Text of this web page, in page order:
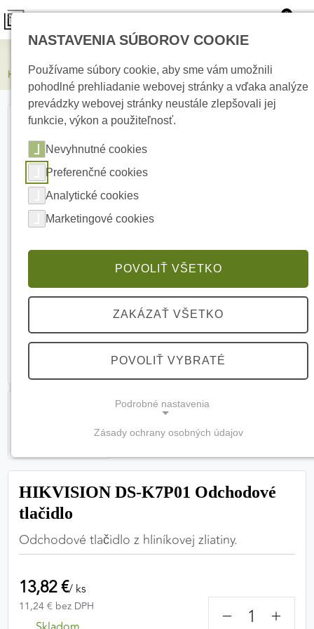
0
HIKVISION DS-K7P01 Odchodové tlačidlo
HIKVISION DS-K7P01 Odchodové
tlačidlo
Odchodové tlačidlo z hliníkovej zliatiny.
13,82 €/ ks
11,24 € bez DPH − +
NASTAVENIA SÚBOROV COOKIE
Používame súbory cookie, aby sme vám umožnili
pohodlné prehliadanie webovej stránky a vďaka analýze
prevádzky webovej stránky neustále zlepšovali jej
funkcie, výkon a použiteľnosť.
Nevyhnutné cookies
Preferenčné cookies
Analytické cookies
Marketingové cookies
POVOLIŤ VŠETKO
ZAKÁZAŤ VŠETKO
POVOLIŤ VYBRATÉ
Podrobné nastavenia
Tieto cookies sú potrebné na správne fungovanie
webovej stránky a bez nich by nebolo možné
PREFERENČNÉ COOKIES
Zásady ochrany osobných údajov